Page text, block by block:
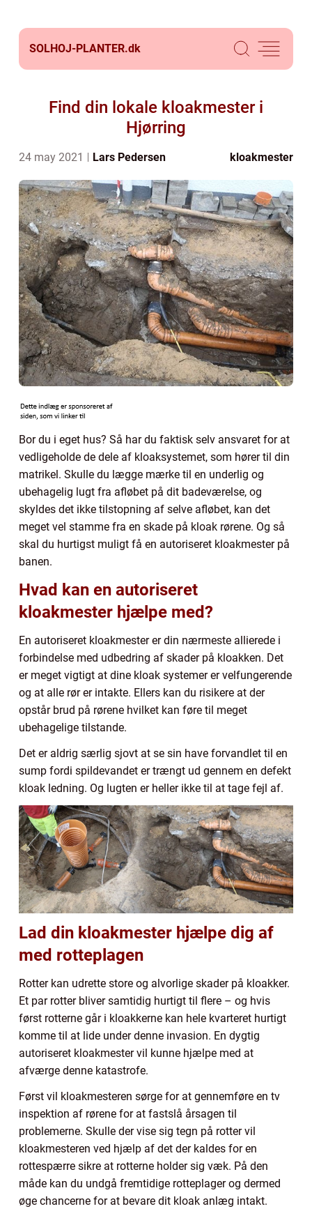
SOLHOJ-PLANTER.dk
Find din lokale kloakmester i
Hjørring
24 may 2021 Lars Pedersen kloakmester
Bor du i eget hus? Så har du faktisk selv ansvaret for at
vedligeholde de dele af kloaksystemet, som hører til din
matrikel. Skulle du lægge mærke til en underlig og
ubehagelig lugt fra afløbet på dit badeværelse, og
skyldes det ikke tilstopning af selve afløbet, kan det
meget vel stamme fra en skade på kloak rørene. Og så
skal du hurtigst muligt få en autoriseret kloakmester på
banen.
Hvad kan en autoriseret
kloakmester hjælpe med?
En autoriseret kloakmester er din nærmeste allierede i
forbindelse med udbedring af skader på kloakken. Det
er meget vigtigt at dine kloak systemer er velfungerende
og at alle rør er intakte. Ellers kan du risikere at der
opstår brud på rørene hvilket kan føre til meget
ubehagelige tilstande.
Det er aldrig særlig sjovt at se sin have forvandlet til en
sump fordi spildevandet er trængt ud gennem en defekt
kloak ledning. Og lugten er heller ikke til at tage fejl af.
Lad din kloakmester hjælpe dig af
med rotteplagen
Rotter kan udrette store og alvorlige skader på kloakker.
Et par rotter bliver samtidig hurtigt til flere – og hvis
først rotterne går i kloakkerne kan hele kvarteret hurtigt
komme til at lide under denne invasion. En dygtig
autoriseret kloakmester vil kunne hjælpe med at
afværge denne katastrofe.
Først vil kloakmesteren sørge for at gennemføre en tv
inspektion af rørene for at fastslå årsagen til
problemerne. Skulle der vise sig tegn på rotter vil
kloakmesteren ved hjælp af det der kaldes for en
rottespærre sikre at rotterne holder sig væk. På den
måde kan du undgå fremtidige rotteplager og dermed
øge chancerne for at bevare dit kloak anlæg intakt.